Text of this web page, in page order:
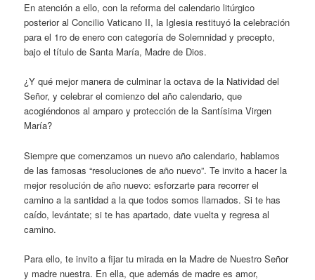
En atención a ello, con la reforma del calendario litúrgico
posterior al Concilio Vaticano II, la Iglesia restituyó la celebración
para el 1ro de enero con categoría de Solemnidad y precepto,
bajo el título de Santa María, Madre de Dios.
¿Y qué mejor manera de culminar la octava de la Natividad del
Señor, y celebrar el comienzo del año calendario, que
acogiéndonos al amparo y protección de la Santísima Virgen
María?
Siempre que comenzamos un nuevo año calendario, hablamos
de las famosas “resoluciones de año nuevo”. Te invito a hacer la
mejor resolución de año nuevo: esforzarte para recorrer el
camino a la santidad a la que todos somos llamados. Si te has
caído, levántate; si te has apartado, date vuelta y regresa al
camino.
Para ello, te invito a fijar tu mirada en la Madre de Nuestro Señor
y madre nuestra. En ella, que además de madre es amor,